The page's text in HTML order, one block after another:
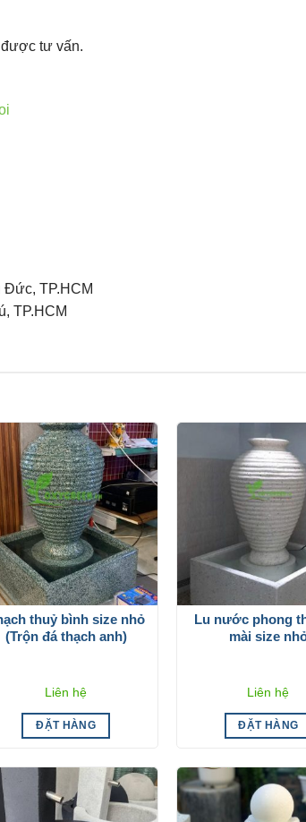
tư vấn.
Đức, TP.HCM
TP.HCM
thuỷ bình size nhỏ
(Trộn đá thạch anh)
Liên hệ
ĐẶT HÀNG
Lu nước phong
mài size
Liên hệ
ĐẶT HÀNG